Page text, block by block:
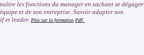
les fonctions du manager en sachant se dégager
et de son entreprise. Savoir adapter son
et leader. Plus sur la formation PdF.